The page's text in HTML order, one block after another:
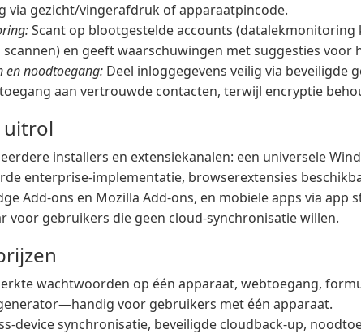
via gezicht/vingerafdruk of apparaatpincode.
Scant op blootgestelde accounts (datalekmonitoring
scannen) en geeft waarschuwingen met suggesties voor
en noodtoegang: Deel inloggegevens veilig via beveiligde
aan vertrouwde contacten, terwijl encryptie
uitrol
installers en extensiekanalen: een universele
enterprise-implementatie, browserextensies
Add-ons en Mozilla Add-ons, en mobiele apps via app
voor gebruikers die geen cloud-synchronisatie willen.
wachtwoorden op één apparaat, webtoegang,
voor gebruikers met één apparaat.
device synchronisatie, beveiligde cloudback-up,